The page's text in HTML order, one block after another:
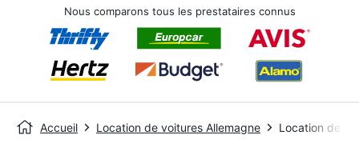
Nous comparons tous les prestataires connus
Accueil Location de voitures Allemagne Location de